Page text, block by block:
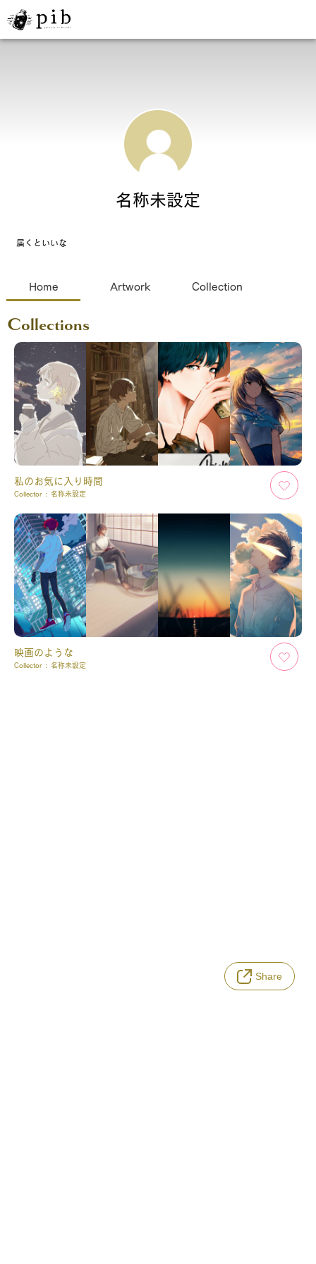
名称未設定
届くといいな
Share
Home Artwork Collection
Collections
私のお気に入り時間
Collector : 名称未設定
映画のような
Collector : 名称未設定